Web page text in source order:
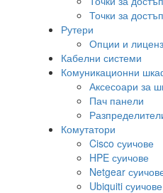
Точки за
Рутери
Опции и
Кабелни системи
Комуникационни
Аксесоари за
Пач панели
Комутатори
Cisco суичове
HPE суичове
Netgear
Ubiquiti суичове